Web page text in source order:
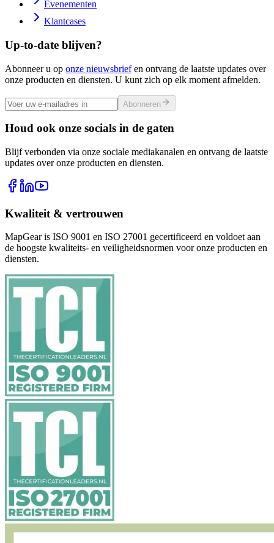
Evenementen
Klantcases
Up-to-date blijven?
Abonneer u op onze nieuwsbriefen ontvang de laatste updates over
onze producten en diensten. U kunt zich op elk moment afmelden.
Abonneren
Houd ook onze socials in de gaten
Blijf verbonden via onze sociale mediakanalen en ontvang de laatste
updates over onze producten en diensten.
Kwaliteit & vertrouwen
MapGear is ISO 9001 en ISO 27001 gecertificeerd en voldoet aan
de hoogste kwaliteits- en veiligheidsnormen voor onze producten en
diensten.